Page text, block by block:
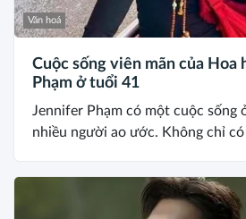
Văn hoá
Cuộc sống viên mãn của Hoa
Phạm ở tuổi 41
Jennifer Phạm có một cuộc sống
nhiều người ao ước. Không chỉ